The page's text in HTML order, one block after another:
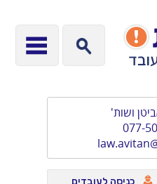
ושות'
077-
כניסה לעובדים